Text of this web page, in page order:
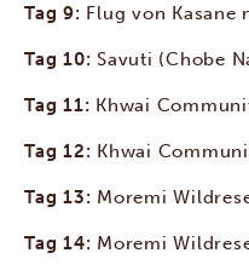
Tag 9: Flug von Kasane
Tag 10: Savuti (Chobe
Tag 11: Khwai
Tag 12: Khwai
Tag 13: Moremi
Tag 14: Moremi